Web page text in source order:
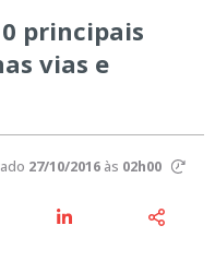
principais
vias e
27/10/2016às 02h00